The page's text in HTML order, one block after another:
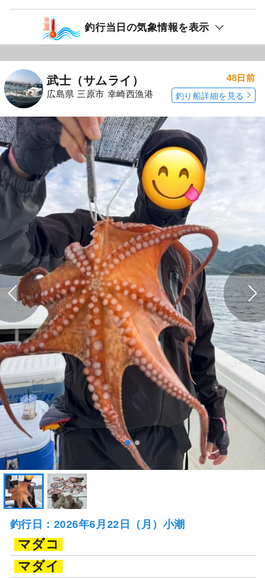
釣行当日の気象情報を表示
武士（サムライ）
広島県 三原市 幸崎西漁港
48日前
釣り船詳細を見る
釣行日：2026年6月22日（月）小潮
マダコ
マダイ